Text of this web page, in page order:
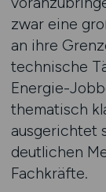
zwar eine
an ihre
technische
Energie-
thematisch
ausgerichtet
deutlichen
Fachkräfte.